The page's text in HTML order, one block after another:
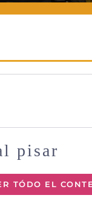
pisar
TÓDO EL